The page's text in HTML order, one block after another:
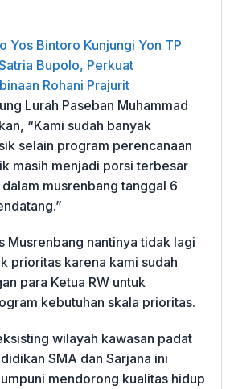
Yos Bintoro Kunjungi Yon TP
Bupolo, Perkuat
Rohani Prajurit
Lurah Paseban Muhammad
“Kami sudah banyak
selain program perencanaan
masih menjadi porsi terbesar
musrenbang tanggal 6
Musrenbang nantinya tidak lagi
prioritas karena kami sudah
para Ketua RW untuk
kebutuhan skala prioritas.
wilayah kawasan padat
SMA dan Sarjana ini
mendorong kualitas hidup